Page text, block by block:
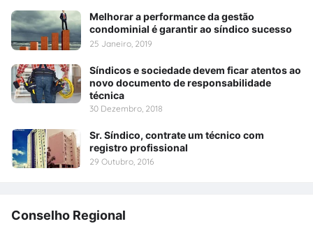
Melhorar a performance da gestão
condominial é garantir ao síndico sucesso
25 Janeiro, 2019
Síndicos e sociedade devem ficar atentos ao
novo documento de responsabilidade
técnica
30 Dezembro, 2018
Sr. Síndico, contrate um técnico com
registro profissional
29 Outubro, 2016
Conselho Regional